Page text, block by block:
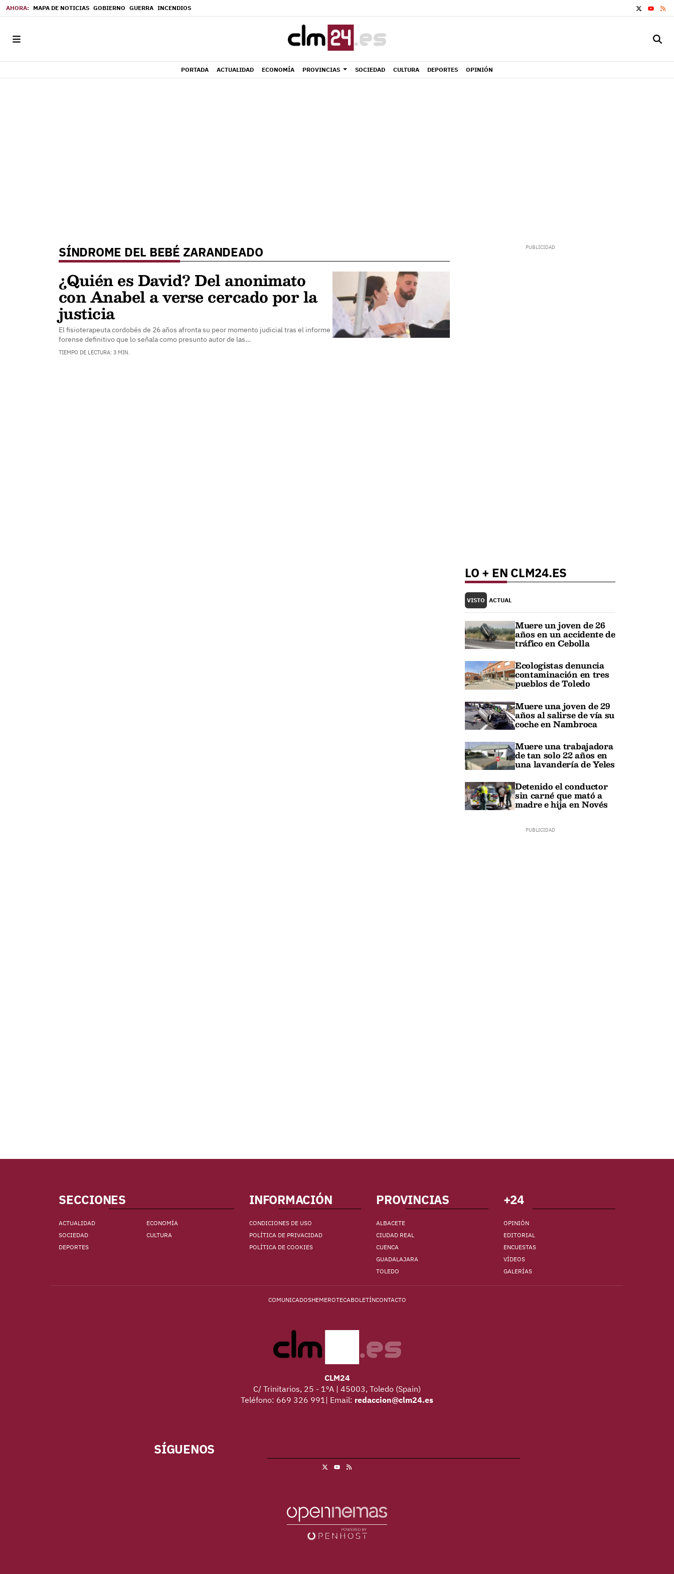
MAPA DE NOTICIAS GOBIERNO GUERRA INCENDIOS
YOUTUBE
PORTADA ACTUALIDAD ECONOMÍA PROVINCIAS SOCIEDAD CULTURA DEPORTES OPINIÓN
SÍNDROME DEL BEBÉ ZARANDEADO
¿Quién es David? Del anonimato
con Anabel a verse cercado por la
justicia
El fisioterapeuta cordobés de 26 años afronta su peor momento judicial tras el informe
forense definitivo que lo señala como presunto autor de las…
TIEMPO DE LECTURA: 3 MIN.
LO + EN CLM24.ES
VISTO ACTUAL
Muere un joven de 26
años en un accidente de
tráfico en Cebolla
Ecologistas denuncia
contaminación en tres
pueblos de Toledo
Muere una joven de 29
años al salirse de vía su
coche en Nambroca
Muere una trabajadora
de tan solo 22 años en
una lavandería de Yeles
Detenido el conductor
sin carné que mató a
madre e hija en Novés
SECCIONES
ACTUALIDAD
ECONOMÍA
SOCIEDAD
CULTURA
DEPORTES
INFORMACIÓN
CONDICIONES DE USO
POLÍTICA DE PRIVACIDAD
POLÍTICA DE COOKIES
PROVINCIAS
ALBACETE
CIUDAD REAL
CUENCA
GUADALAJARA
TOLEDO
+24
OPINIÓN
EDITORIAL
ENCUESTAS
VÍDEOS
GALERÍAS
COMUNICADOSHEMEROTECABOLETÍNCONTACTO
CLM24
C/ Trinitarios, 25 - 1ºA | 45003, Toledo (Spain)
Teléfono: 669 326 991| Email: redaccion@clm24.es
SÍGUENOS